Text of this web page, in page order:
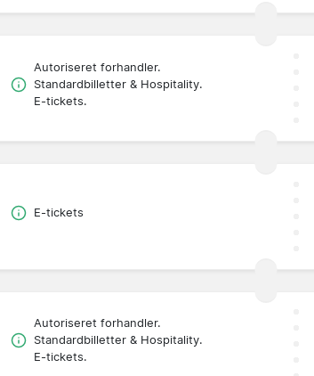
Autoriseret forhandler.
Standardbilletter & Hospitality.
E-tickets.
E-tickets
Autoriseret forhandler.
Standardbilletter & Hospitality.
E-tickets.